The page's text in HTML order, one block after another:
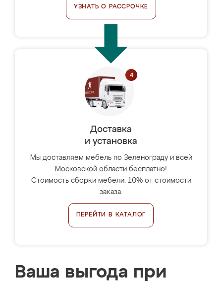
УЗНАТЬ О РАССРОЧКЕ
Доставка
и установка
Мы доставляем мебель по Зеленограду и всей
Московской области бесплатно!
Стоимость сборки мебели: 10% от стоимости
заказа.
ПЕРЕЙТИ В КАТАЛОГ
Ваша выгода при